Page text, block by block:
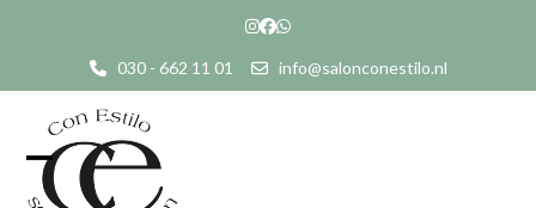
Instagram
Facebook
Whatsapp
030 - 662 11 01
info@salonconestilo.nl
Open
Close